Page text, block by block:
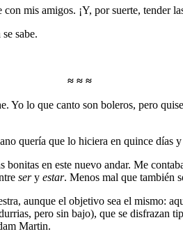
mis amigos. ¡Y, por suerte, tender
sabe.
≈ ≈ ≈
Yo lo que canto son boleros, pero
quería que lo hiciera en quince días
en este nuevo andar. Me
sery estar. Menos mal que también
aunque el objetivo sea el mismo:
pero sin bajo), que se disfrazan
Martin.